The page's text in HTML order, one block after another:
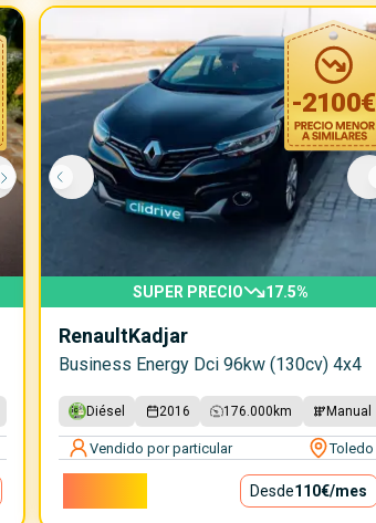
-2100€
SUPER PRECIO 17.5%
RenaultKadjar
Business Energy Dci 96kw (130cv) 4x4
Diésel 2016 176.000 km Manual
Vendido por particular Toledo
Desde110€/mes